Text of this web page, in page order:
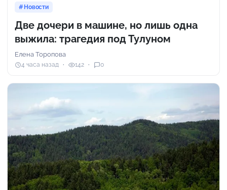
Новости
Две дочери в машине, но лишь одна
выжила: трагедия под Тулуном
Елена Торопова
4 часа назад 142 0